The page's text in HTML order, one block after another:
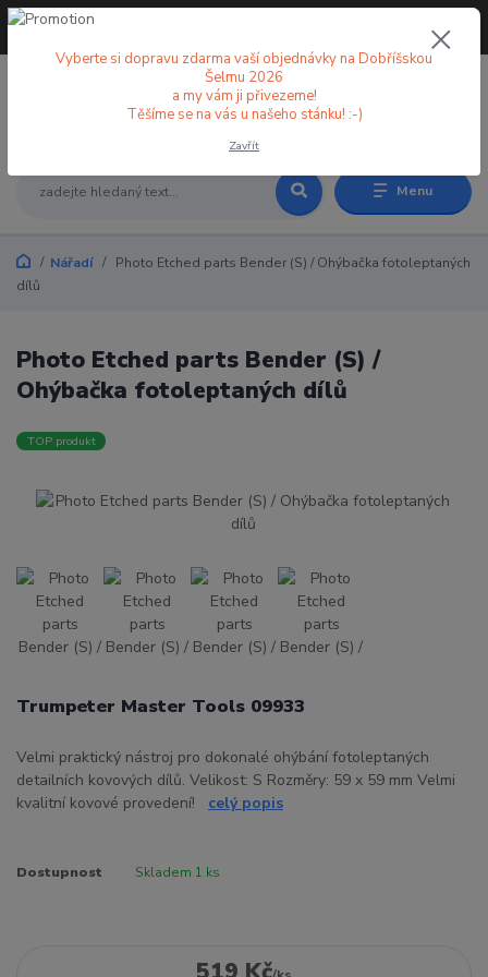
Menu
+420 773 998 582
Nářadí
Photo Etched parts Bender (S) / Ohýbačka fotoleptaných
dílů
Photo Etched parts Bender (S) /
Ohýbačka fotoleptaných dílů
TOP produkt
Trumpeter Master Tools 09933
Velmi praktický nástroj pro dokonalé ohýbání fotoleptaných
detailních kovových dílů. Velikost: S Rozměry: 59 x 59 mm Velmi
kvalitní kovové provedení! celý popis
Dostupnost Skladem 1 ks
Vyberte si dopravu zdarma vaší objednávky na Dobříšskou
Šelmu 2026
a my vám ji přivezeme!
Těšíme se na vás u našeho stánku! :-)
Zavřít